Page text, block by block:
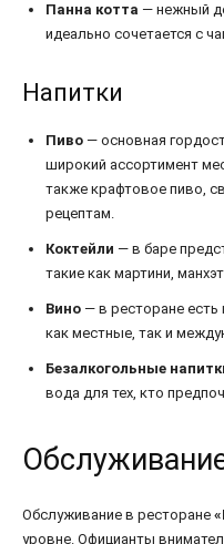
Панна котта — нежный
идеально сочетается с
Напитки
Пиво — основная
широкий ассортимент
также крафтовое пиво,
рецептам.
Коктейли — в баре
такие как мартини,
Вино — в ресторане
как местные, так и
Безалкогольные
вода для тех, кто
Обслуживание в ресторане
уровне. Официанты